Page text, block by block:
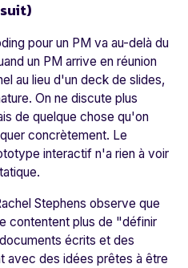
pour un PM va au-delà du
un PM arrive en réunion
au lieu d'un deck de slides,
On ne discute plus
de quelque chose qu'on
concrètement. Le
interactif n'a rien à voir
Stephens observe que
contentent plus de "définir
écrits et des
avec des idées prêtes à être